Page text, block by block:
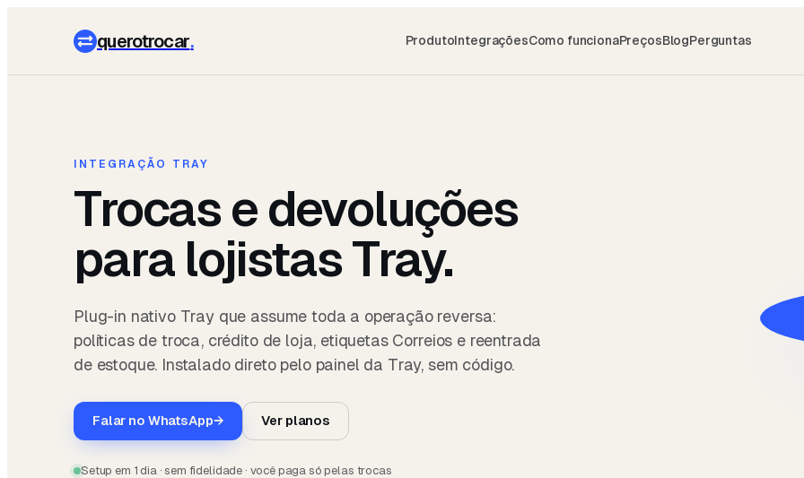
querotrocar. ProdutoIntegraçõesComo funcionaPreçosBlogPerguntas
INTEGRAÇÃO TRAY
Trocas e devoluções
para lojistas Tray.
Plug-in nativo Tray que assume toda a operação reversa:
políticas de troca, crédito de loja, etiquetas Correios e reentrada
de estoque. Instalado direto pelo painel da Tray, sem código.
Falar no WhatsApp→ Ver planos
Setup em 1 dia · sem fidelidade · você paga só pelas trocas